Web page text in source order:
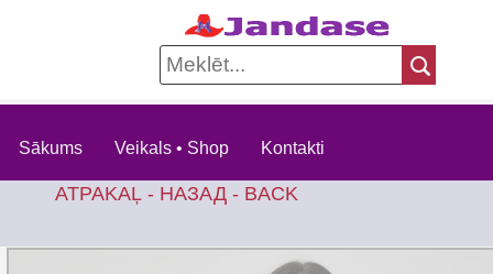
Sākums Veikals • Shop Kontakti
ATPAKAĻ - НАЗАД - BACK